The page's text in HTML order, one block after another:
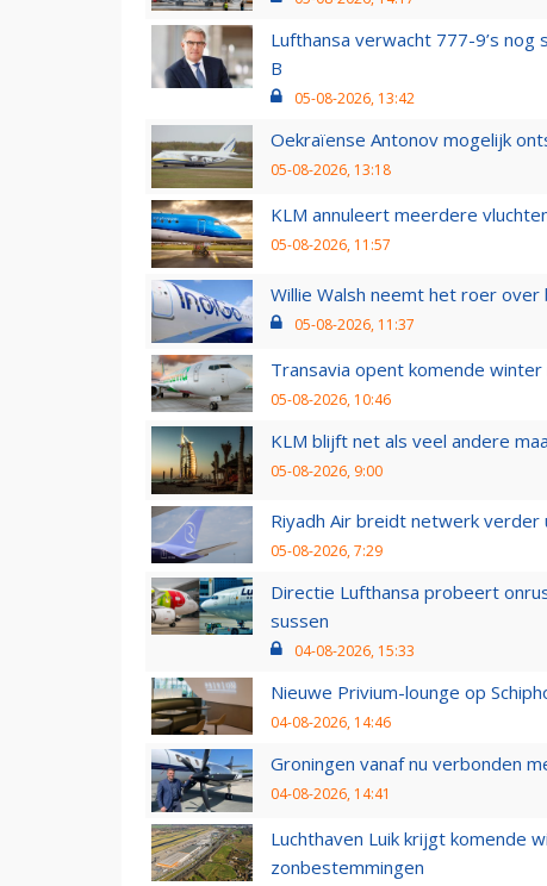
Lufthansa verwacht 777-9’s
B
05-08-2026, 13:42
Oekraïense Antonov mogelijk
05-08-2026, 13:18
KLM annuleert meerdere
05-08-2026, 11:57
Willie Walsh neemt het roer
05-08-2026, 11:37
Transavia opent komende
05-08-2026, 10:46
KLM blijft net als veel andere
05-08-2026, 9:00
Riyadh Air breidt netwerk
05-08-2026, 7:29
Directie Lufthansa probeert
sussen
04-08-2026, 15:33
Nieuwe Privium-lounge op
04-08-2026, 14:46
Groningen vanaf nu verbonden
04-08-2026, 14:41
Luchthaven Luik krijgt komende
zonbestemmingen